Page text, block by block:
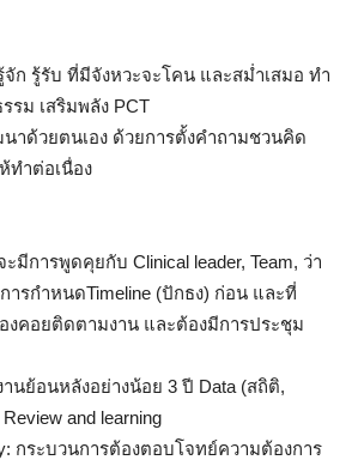
จัก รู้รับ ที่มีจังหวะจะโคน และสม่ำเสมอ ทำ
รม เสริมพลัง PCT
าด้วยตนเอง ด้วยการตั้งคำถามชวนคิด
ทำต่อเนื่อง
ะมีการพูดคุยกับ Clinical leader, Team, ว่า
ารกำหนดTimeline (ปักธง) ก่อน และที่
งคอยติดตามงาน และต้องมีการประชุม
านย้อนหลังอย่างน้อย 3 ปี Data (สถิติ,
and learning
กระบวนการต้องตอบโจทย์ความต้องการ